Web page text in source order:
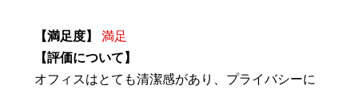
【満足度】
満足
【評価について】
オフィスはとても清潔感があり、プライバシーに